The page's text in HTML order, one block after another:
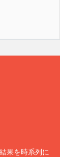
果を時系列に